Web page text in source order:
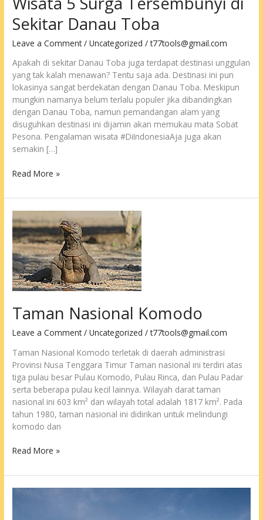
Sekitar Danau Toba
Leave a Comment /Uncategorized /t77tools@gmail.com
Apakah di sekitar Danau Toba juga terdapat destinasi unggulan
yang tak kalah menawan? Tentu saja ada. Destinasi ini pun
lokasinya sangat berdekatan dengan Danau Toba. Meskipun
mungkin namanya belum terlalu populer jika dibandingkan
dengan Danau Toba, namun pemandangan alam yang
disuguhkan destinasi ini dijamin akan memukau mata Sobat
Pesona. Pengalaman wisata #DiIndonesiaAja juga akan
semakin […]
Wisata
Surga
Tersembunyi
di
Sekitar
Danau
Toba
Read More »
Taman Nasional Komodo
Leave a Comment /Uncategorized /t77tools@gmail.com
Taman Nasional Komodo terletak di daerah administrasi
Provinsi Nusa Tenggara Timur Taman nasional ini terdiri atas
tiga pulau besar Pulau Komodo, Pulau Rinca, dan Pulau Padar
serta beberapa pulau kecil lainnya. Wilayah darat taman
nasional ini 603 km² dan wilayah total adalah 1817 km². Pada
tahun 1980, taman nasional ini didirikan untuk melindungi
komodo dan
Taman
Komodo
Read More »